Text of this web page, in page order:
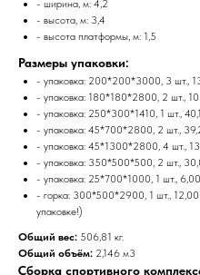
- ширина, м: 4,2
- высота, м: 3,4
- высота платформы, м: 1,5
Размеры упаковки:
- упаковка: 200*200*3000, 3 шт.,
- упаковка: 180*180*2800, 2 шт.,
- упаковка: 250*300*1410, 1 шт.,
- упаковка: 45*700*2800, 2 шт.,
- упаковка: 45*1300*2800, 4 шт.,
- упаковка: 350*500*500, 2 шт.,
- упаковка: 25*700*1000, 1 шт., 6,00
- горка: 300*500*2900, 1 шт., 12,00
упаковке!)
Общий вес: 506,81 кг.
Общий объём: 2,146 м3
Сборка спортивного